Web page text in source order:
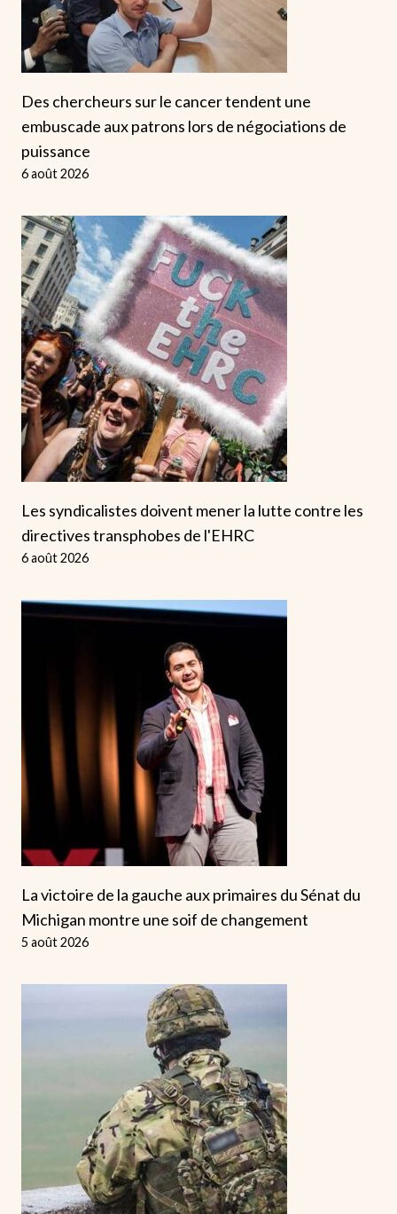
Des chercheurs sur le cancer tendent une
embuscade aux patrons lors de négociations de
puissance
6 août 2026
Les syndicalistes doivent mener la lutte contre les
directives transphobes de l'EHRC
6 août 2026
La victoire de la gauche aux primaires du Sénat du
Michigan montre une soif de changement
5 août 2026